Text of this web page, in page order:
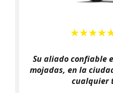
Su aliado confiable
mojadas, en la
cualquier